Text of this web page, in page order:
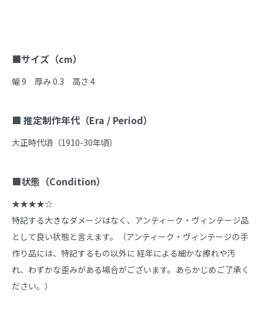
商品説明
■サイズ（cm）
幅 9　厚み 0.3　高さ 4
■ 推定制作年代（Era / Period）
大正時代頃（1910-30年頃）
■状態（Condition）
★★★★☆
特記する大きなダメージはなく、アンティーク・ヴィンテージ品
として良い状態と言えます。（アンティーク・ヴィンテージの手
作り品には、特記するもの以外に 経年による細かな擦れや汚
れ、わずかな歪みがある場合がございます。あらかじめご了承く
ださい。）